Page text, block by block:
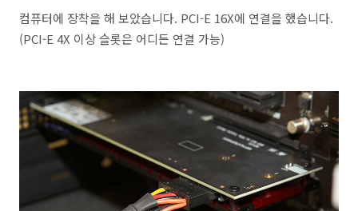
컴퓨터에 장착을 해 보았습니다. PCI-E 16X에 연결을 했습니다.
(PCI-E 4X 이상 슬롯은 어디든 연결 가능)